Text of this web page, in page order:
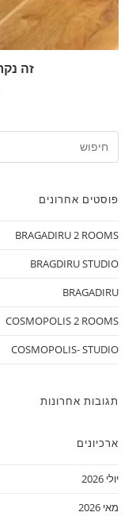
זה
פוסטים אחרונים
BRAGADIRU 2 ROOMS
BRAGDIRU STUDIO
BRAGADIRU
COSMOPOLIS 2 ROOMS
COSMOPOLIS- STUDIO
תגובות אחרונות
ארכיונים
יולי 2026
מאי 2026